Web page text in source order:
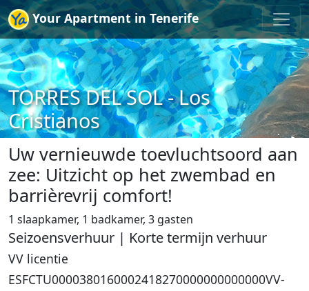
Your Apartment in Tenerife
TORRES DEL SOL - Los
Cristianos
Uw vernieuwde toevluchtsoord aan
zee: Uitzicht op het zwembad en
barrièrevrij comfort!
1 slaapkamer, 1 badkamer, 3 gasten
Seizoensverhuur | Korte termijn verhuur
VV licentie
ESFCTU0000380160002418270000000000000VV-